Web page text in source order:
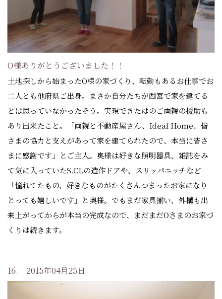
O様ありがとうございました！！
土地探しから始まったO様の家づくり、転勤もあるお仕事でお
二人とも他府県ご出身。まさか自分たちが西宮で家を建てる
とは思っていなかったそう。実現できたはのご両親の援助も
あり出来たこと。「両親と不動産屋さん、Ideal Home、皆
さまの協力と支えがあって家を建てられたので、本当に皆さ
まに感謝です」とご主人。奥様は好きな照明器具、雑誌をみ
て気に入っていたS.CLの造作ドアや、スリッパニッチなど
「憧れてたもの、好きなものがたくさんつまったお家になり
とっても嬉しいです」と奥様。でもまだ家具揃い、外構も出
来上がってからが本当の完成なので、まだまだOさまのお家づ
くりは続きます。
16. 2015年04月25日